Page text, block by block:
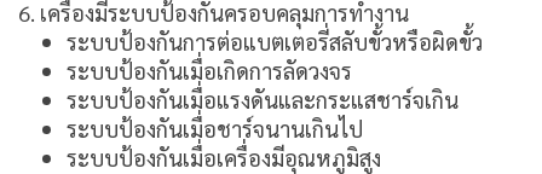
6. เครื่องมีระบบป้องกันครอบคลุมการทำงาน
ระบบป้องกันการต่อแบตเตอรี่สลับขั้วหรือผิดขั้ว
ระบบป้องกันเมื่อเกิดการลัดวงจร
ระบบป้องกันเมื่อแรงดันและกระแสชาร์จเกิน
ระบบป้องกันเมื่อชาร์จนานเกินไป
ระบบป้องกันเมื่อเครื่องมีอุณหภูมิสูง